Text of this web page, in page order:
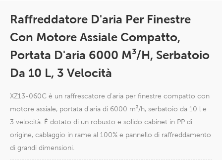
Raffreddatore D'aria Per Finestre
Con Motore Assiale Compatto,
Portata D'aria 6000 M³/h, Serbatoio
Da 10 L, 3 Velocità
XZ13-060C è un raffrescatore d'aria per finestre compatto con
motore assiale, portata d'aria di 6000 m³/h, serbatoio da 10 l e
3 velocità. È dotato di un robusto e solido cabinet in PP di
origine, cablaggio in rame al 100% e pannello di raffreddamento
di grandi dimensioni.